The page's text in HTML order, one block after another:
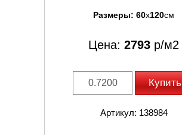
Размеры: 60x120см
Цена: 2793 р/м2
Купить
Артикул: 138984